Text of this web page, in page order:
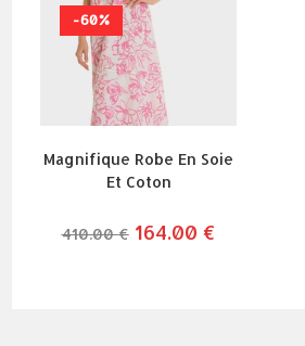
-60%
Magnifique Robe En Soie
Et Coton
410.00€ le
prix
164.00 €